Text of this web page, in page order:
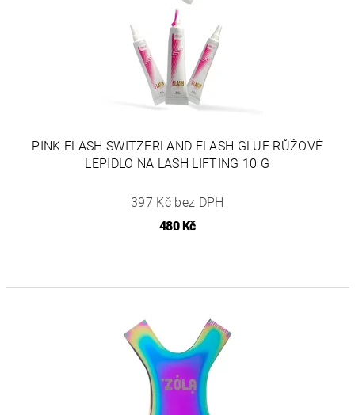
PINK FLASH SWITZERLAND FLASH GLUE RŮŽOVÉ
LEPIDLO NA LASH LIFTING 10 G
397 Kč bez DPH
480 Kč